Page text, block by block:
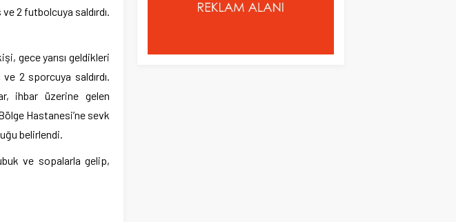
2 futbolcuya saldırdı.
gece yarısı geldikleri
2 sporcuya saldırdı.
ihbar üzerine gelen
Hastanesi’ne sevk
belirlendi.
ve sopalarla gelip,